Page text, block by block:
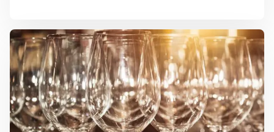
Lees meer over Glazen die glanzen: glaswerk schoonmaken doet u